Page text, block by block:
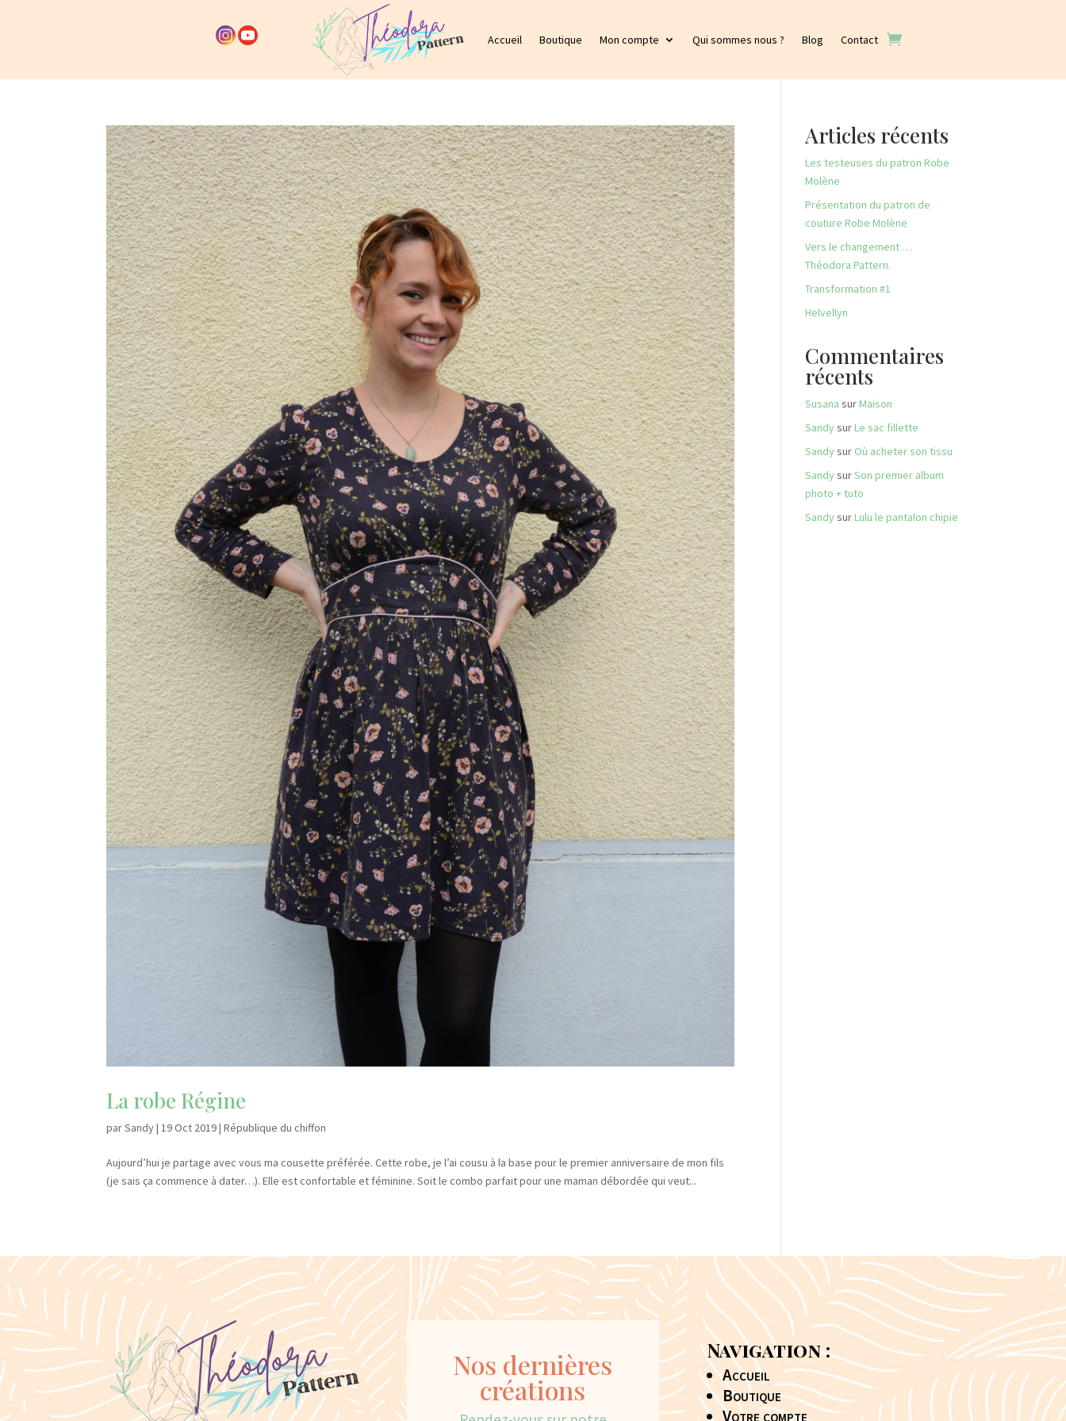
Accueil Boutique Mon compte Qui sommes nous ? Blog Contact
La robe Régine
parSandy|19 Oct 2019|République du chiffon
Aujourd’hui je partage avec vous ma cousette préférée. Cette robe, je l’ai cousu à la base pour le premier anniversaire de mon fils
(je sais ça commence à dater…). Elle est confortable et féminine. Soit le combo parfait pour une maman débordée qui veut...
Articles récents
Les testeuses du patron Robe
Molène
Présentation du patron de
couture Robe Molène
Vers le changement …
Théodora Pattern.
Transformation #1
Helvellyn
Commentaires
récents
Susana surMaison
SandysurLe sac fillette
Sandysur Où acheter son tissu
SandysurSon premier album
photo + tuto
SandysurLulu le pantalon chipie
Nos dernières
créations
Navigation :
Accueil
Boutique
Votre compte